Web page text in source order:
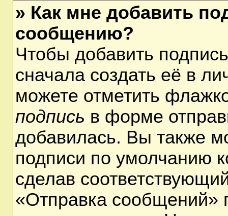
» Как мне добавить
сообщению?
Чтобы добавить
сначала создать её в
можете отметить
подпись в форме
добавилась. Вы также
подписи по умолчанию
сделав
«Отправка сообщений»